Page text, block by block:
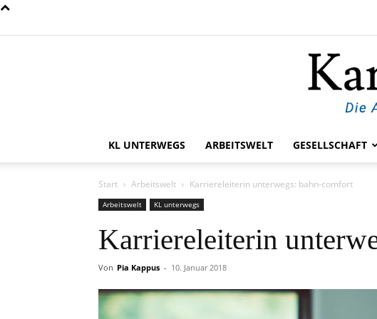
KL UNTERWEGS ARBEITSWELT GESELLSCHAFT
Start Arbeitswelt Karriereleiterin unterwegs: bahn-comfort
Arbeitswelt KL unterwegs
Karriereleiterin
Von Pia Kappus - 10. Januar 2018